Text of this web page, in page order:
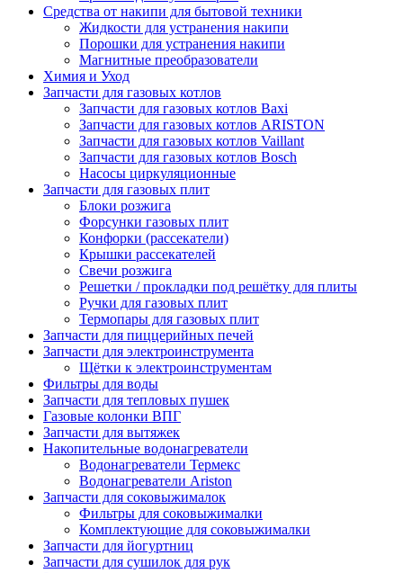
Средства от накипи для бытовой техники
Жидкости для устранения накипи
Порошки для устранения накипи
Магнитные преобразователи
Химия и Уход
Запчасти для газовых котлов
Запчасти для газовых котлов Baxi
Запчасти для газовых котлов ARISTON
Запчасти для газовых котлов Vaillant
Запчасти для газовых котлов Bosch
Насосы циркуляционные
Запчасти для газовых плит
Блоки розжига
Форсунки газовых плит
Конфорки (рассекатели)
Крышки рассекателей
Свечи розжига
Решетки / прокладки под решётку для плиты
Ручки для газовых плит
Термопары для газовых плит
Запчасти для пиццерийных печей
Запчасти для электроинструмента
Щётки к электроинструментам
Фильтры для воды
Запчасти для тепловых пушек
Газовые колонки ВПГ
Запчасти для вытяжек
Накопительные водонагреватели
Водонагреватели Термекс
Водонагреватели Ariston
Запчасти для соковыжималок
Фильтры для соковыжималки
Комплектующие для соковыжималки
Запчасти для йогуртниц
Запчасти для сушилок для рук